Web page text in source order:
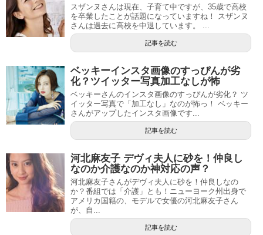
スザンヌさんは現在、子育て中ですが、35歳で高校
を卒業したことが話題になっていますね！ スザンヌ
さんは過去に高校を中退しています。 ...
記事を読む
ベッキーインスタ画像のすっぴんが劣
化？ツイッター写真加工なしが怖
ベッキーさんのインスタ画像のすっぴんが劣化？ ツ
イッター写真で「加工なし」なのが怖っ！ ベッキー
さんがアップしたインスタ画像です...
記事を読む
河北麻友子 デヴィ夫人に砂を！仲良し
なのか介護なのか神対応の声？
河北麻友子さんがデヴィ夫人に砂を！仲良しなの
か？番組では「介護」とも！ニューヨーク州出身で
アメリカ国籍の、モデルで女優の河北麻友子さん
が、自...
記事を読む